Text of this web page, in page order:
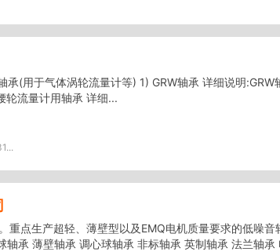
承(用于气体涡轮流量计等) 1) GRW轴承 详细说明
轮流量计用轴承 详细...
重点生产超轻、薄壁型以及EMQ电机质量要求的低噪
轴承 薄壁轴承 调心球轴承 非标轴承 英制轴承 法兰轴承